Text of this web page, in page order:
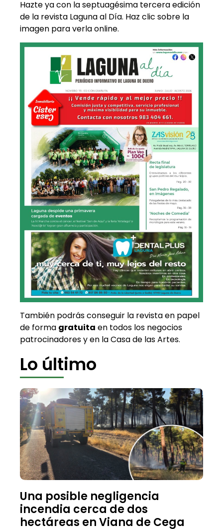
Hazte ya con la septuagésima tercera edición
de la revista Laguna al Día. Haz clic sobre la
imagen para verla online.
También podrás conseguir la revista en papel
de forma gratuita en todos los negocios
patrocinadores y en la Casa de las Artes.
Lo último
Una posible negligencia
incendia cerca de dos
hectáreas en Viana de Cega